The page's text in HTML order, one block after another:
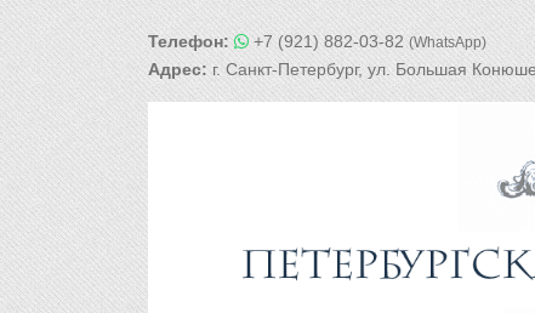
Телефон: +7 (921) 882-03-82(WhatsApp)
Адрес:г. Санкт-Петербург, ул. Большая